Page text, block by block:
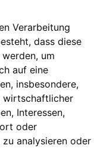
Verarbeitung
dass diese
um
auf eine
insbesondere,
wirtschaftlicher
Interessen,
oder
analysieren oder